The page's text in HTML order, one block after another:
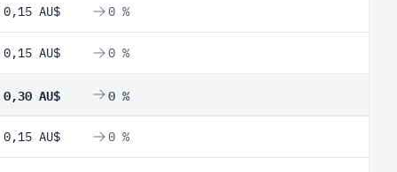
0,15 AU$ 0 %
0,15 AU$ 0 %
0,30 AU$ 0 %
0,15 AU$ 0 %